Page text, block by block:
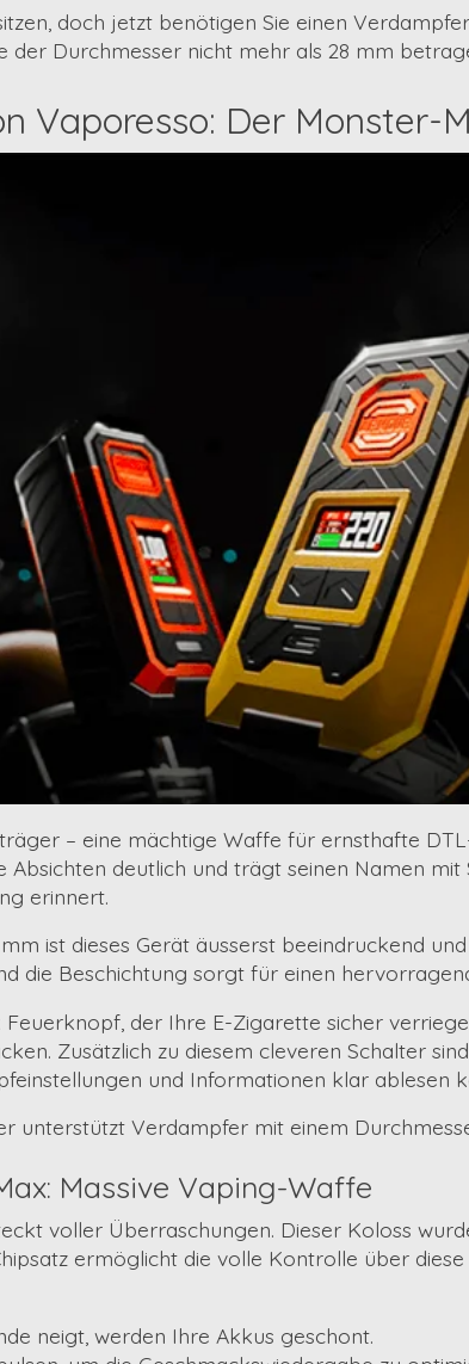
doch jetzt benötigen Sie einen
der Durchmesser nicht mehr als 28 mm
Vaporesso: Der Monster-
– eine mächtige Waffe für ernsthafte
deutlich und trägt seinen Namen
erinnert.
mm ist dieses Gerät äusserst beeindruckend
die Beschichtung sorgt für einen
Feuerknopf , der Ihre E-Zigarette sicher
Zusätzlich zu diesem cleveren Schalter
und Informationen klar ablesen
unterstützt Verdampfer mit einem
Massive Vaping-Waffe
voller Überraschungen. Dieser Koloss
ermöglicht die volle Kontrolle über
neigt, werden Ihre Akkus geschont.